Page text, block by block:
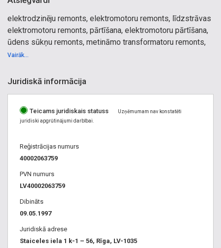
elektrodzinēju remonts, elektromotoru remonts, līdzstrāvas
elektromotoru remonts, pārtīšana, elektromotoru pārtīšana,
ūdens sūkņu remonts, metināmo transformatoru remonts,
transformatoru remonts, zemsprieguma transformatoru
starteru remonts, elektroiekārtu remonts,
elektrodzinēju pārtīšana, topogrāfija, topogrāfiskais plāns,
topogrāfiska uzmērīšana, topogrāfs, kartogrāfs,
mērniecība, mērniecības darbi, ģeodēzija, ģeodēziskie darbi,
sertificēts ģeodēzists, būvniecība, ģeodēzisko atbalsta
punktu ierīkošana, izpildmērījumu plāns, izpilduzmērījums,
būves novietnes plāns, izpildshēma, pazemes
uzmērīšana, robežplāns, robežplānu izgatavošana,
apgrūtinājumu plānu izgatavošana, situācijas plānu
Vairāk...
Juridiskā informācija
Teicams juridiskais statuss
Uzņēmumam nav konstatēti
juridiski apgrūtinājumi darbībai.
Reģistrācijas numurs
40002063759
PVN numurs
LV40002063759
Dibināts
09.05.1997
Juridiskā adrese
Staiceles iela 1 k-1 – 56, Rīga, LV-1035